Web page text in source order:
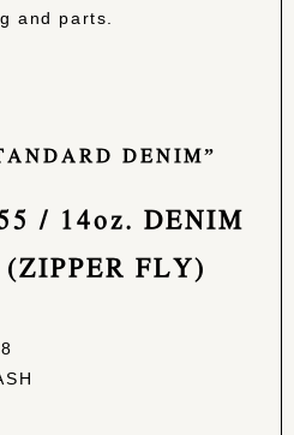
and parts.
DENIM”
/ 14oz. DENIM
FLY)